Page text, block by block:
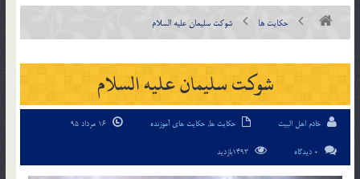
حکایت ها شوكت سلیمان علیه السلام
شوكت سلیمان علیه السلام
خادم اهل البیت حکایت ها, حکایت های آموزنده
0 دیدگاه